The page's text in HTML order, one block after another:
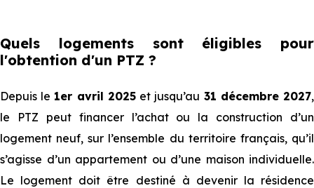
Quels⁠⁠ logements sont éligibles pour
l'obtention d'un PTZ ?
Depuis le 1er avril 2025et jusqu’au 31 décembre 2027,
le PTZ peut financer l’achat ou la construction d’un
logement neuf, sur l’ensemble du territoire français, qu’il
s’agisse d’un appartement ou d’une maison individuelle.
Le logement doit être destiné à devenir la résidence